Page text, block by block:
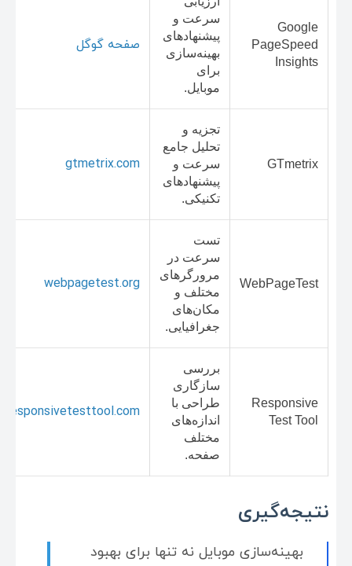
Google
PageSpeed
Insights
سرعت و
پیشنهادهای
بهینه‌سازی
برای
موبایل.
صفحه گوگل
GTmetrix
تجزیه و
تحلیل جامع
سرعت و
پیشنهادهای
تکنیکی.
gtmetrix.com
WebPageTest
تست
سرعت در
مرورگرهای
مختلف و
مکان‌های
جغرافیایی.
webpagetest.org
Responsive
Test Tool
بررسی
سازگاری
طراحی با
اندازه‌های
مختلف
صفحه.
responsivetesttool.com
نتیجه‌گیری
بهینه‌سازی موبایل نه تنها برای بهبود